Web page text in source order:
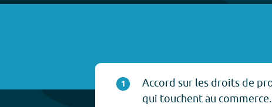
1
Accord sur les droits de
qui touchent au commerce.